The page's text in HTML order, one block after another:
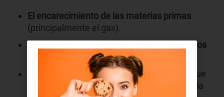
El encarecimiento de las materias primas
(principalmente el gas).
El encarecimiento de los costes por derechos
de emisión de CO2.
El modelo de fijación de precios europeo
, que
marca el coste de la energía en función de la